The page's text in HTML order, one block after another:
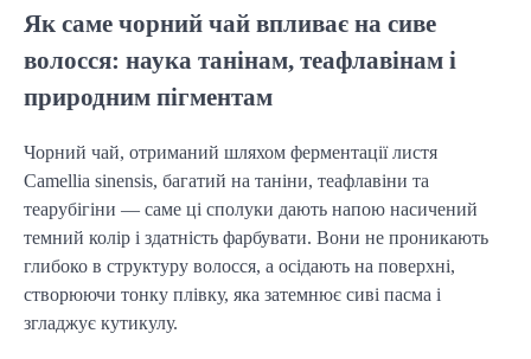
Як саме чорний чай впливає на сиве
волосся: наука танінам, теафлавінам і
природним пігментам
Чорний чай, отриманий шляхом ферментації листя
Camellia sinensis, багатий на таніни, теафлавіни та
теарубігіни — саме ці сполуки дають напою насичений
темний колір і здатність фарбувати. Вони не проникають
глибоко в структуру волосся, а осідають на поверхні,
створюючи тонку плівку, яка затемнює сиві пасма і
згладжує кутикулу.